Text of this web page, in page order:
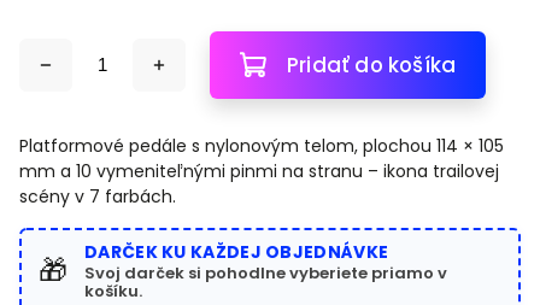
Pridať do košíka
Platformové pedále s nylonovým telom, plochou 114 × 105
mm a 10 vymeniteľnými pinmi na stranu – ikona trailovej
scény v 7 farbách.
🎁 DARČEK KU KAŽDEJ OBJEDNÁVKE
Svoj darček si pohodlne vyberiete priamo v
košíku.